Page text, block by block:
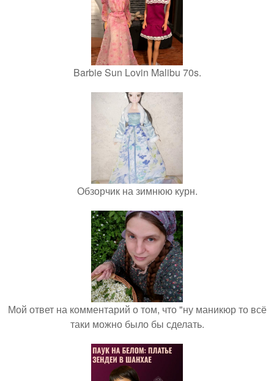
Barbie Sun Lovin Malibu 70s.
Обзорчик на зимнюю курн.
Мой ответ на комментарий о том, что "ну маникюр то всё
таки можно было бы сделать.